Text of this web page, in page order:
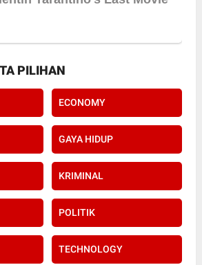
PILIHAN
ECONOMY
GAYA HIDUP
KRIMINAL
POLITIK
TECHNOLOGY